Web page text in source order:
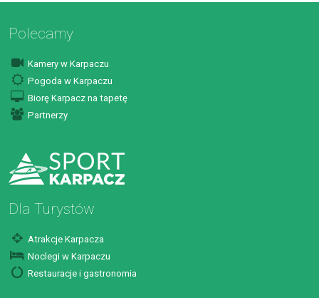
Polecamy
Kamery w Karpaczu
Pogoda w Karpaczu
Biorę Karpacz na tapetę
Partnerzy
Dla Turystów
Atrakcje Karpacza
Noclegi w Karpaczu
Restauracje i gastronomia